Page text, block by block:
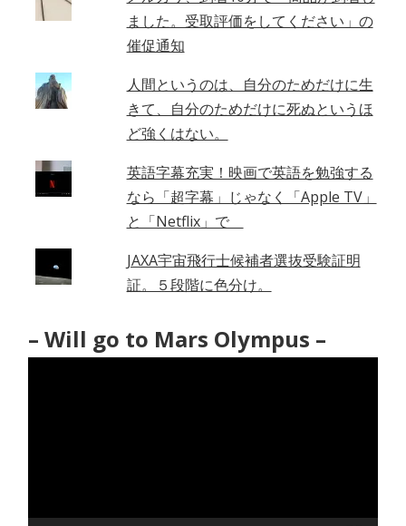
ました。受取評価をしてください」の
催促通知
人間というのは、自分のためだけに生
きて、自分のためだけに死ぬというほ
ど強くはない。
英語字幕充実！映画で英語を勉強する
なら「超字幕」じゃなく「Apple TV」
と「Netflix」で
JAXA宇宙飛行士候補者選抜受験証明
証。５段階に色分け。
– Will go to Mars Olympus –
ー